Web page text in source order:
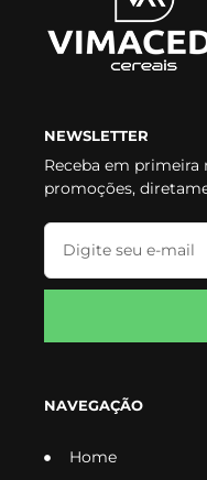
NEWSLETTER
Receba em primeira
promoções,
NAVEGAÇÃO
Home